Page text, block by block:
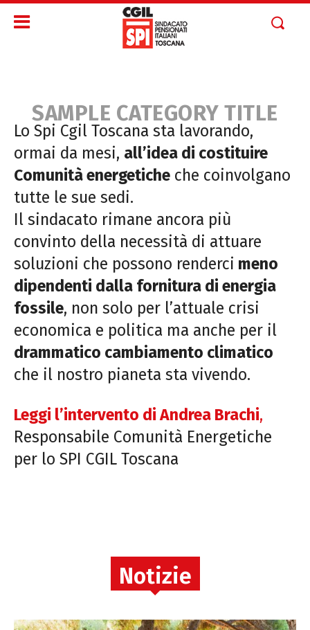
SAMPLE CATEGORY TITLE
Lo Spi Cgil Toscana sta lavorando,
ormai da mesi, all’idea di costituire
Comunità energetiche che coinvolgano
tutte le sue sedi.
Il sindacato rimane ancora più
convinto della necessità di attuare
soluzioni che possono renderci meno
dipendenti dalla fornitura di energia
fossile, non solo per l’attuale crisi
economica e politica ma anche per il
drammatico cambiamento climatico
che il nostro pianeta sta vivendo.
Leggi l’intervento di Andrea Brachi,
Responsabile Comunità Energetiche
per lo SPI CGIL Toscana
Notizie